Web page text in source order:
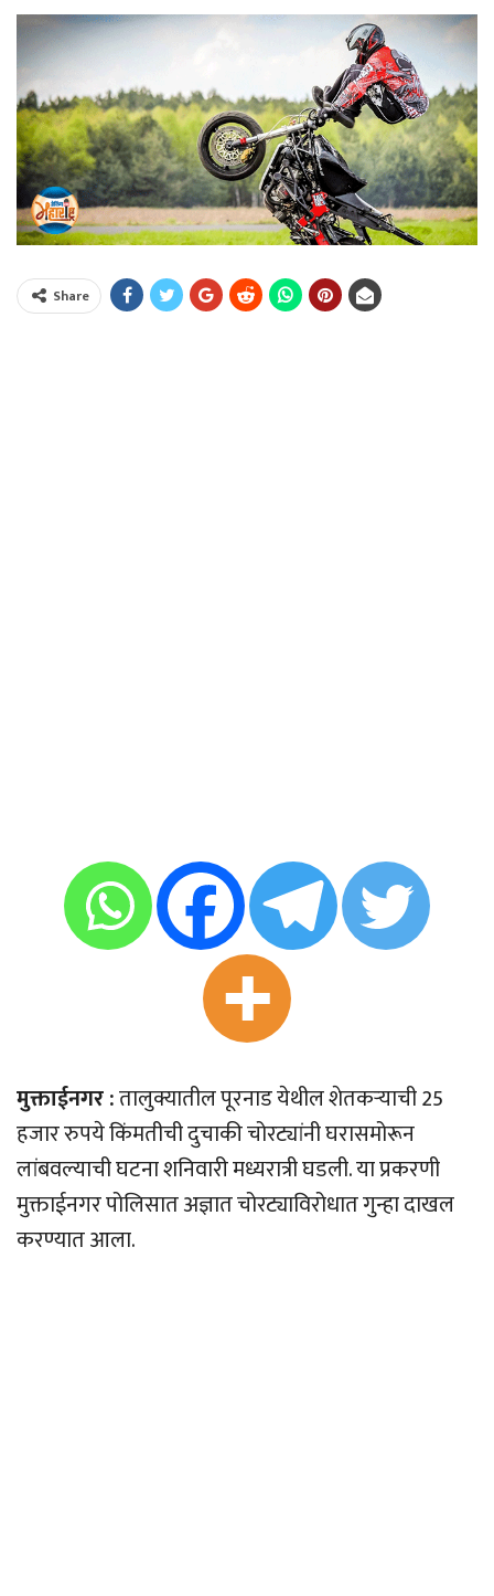
Share
मुक्ताईनगर :तालुक्यातील पूरनाड येथील शेतकर्‍याची 25
हजार रुपये किंमतीची दुचाकी चोरट्यांनी घरासमोरून
लांबवल्याची घटना शनिवारी मध्यरात्री घडली. या प्रकरणी
मुक्ताईनगर पोलिसात अज्ञात चोरट्याविरोधात गुन्हा दाखल
करण्यात आला.